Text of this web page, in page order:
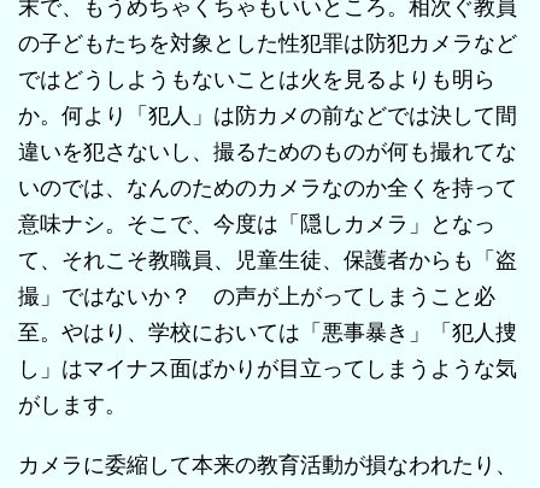
末で、もうめちゃくちゃもいいところ。相次ぐ教員
の子どもたちを対象とした性犯罪は防犯カメラなど
ではどうしようもないことは火を見るよりも明ら
か。何より「犯人」は防カメの前などでは決して間
違いを犯さないし、撮るためのものが何も撮れてな
いのでは、なんのためのカメラなのか全くを持って
意味ナシ。そこで、今度は「隠しカメラ」となっ
て、それこそ教職員、児童生徒、保護者からも「盗
撮」ではないか？ の声が上がってしまうこと必
至。やはり、学校においては「悪事暴き」「犯人捜
し」はマイナス面ばかりが目立ってしまうような気
がします。
カメラに委縮して本来の教育活動が損なわれたり、